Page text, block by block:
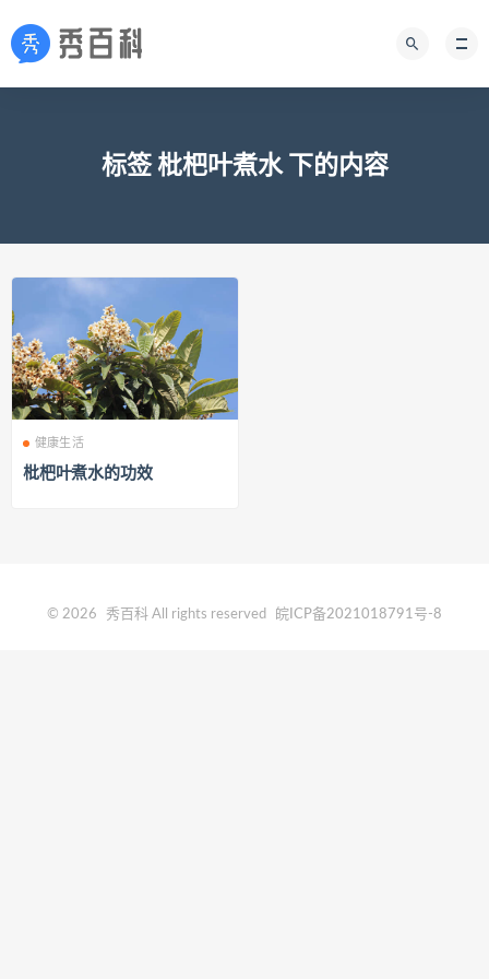
标签 枇杷叶煮水 下的内容
健康生活
枇杷叶煮水的功效
© 2026 秀百科 All rights reserved 皖ICP备2021018791号-8